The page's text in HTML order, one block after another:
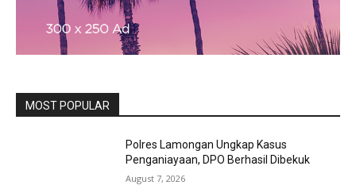
MOST POPULAR
Polres Lamongan Ungkap Kasus
Penganiayaan, DPO Berhasil Dibekuk
August 7, 2026